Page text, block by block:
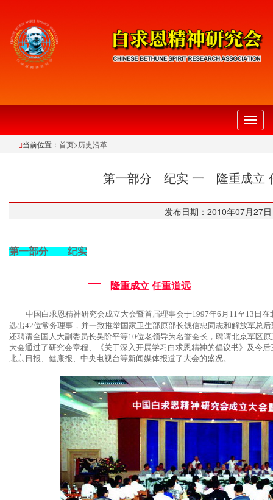
切
换
当前位置： 首页>历史沿革
第一部分 纪实 一 隆重成立
发布日期：2010年07月27日
第一部分 纪实
一 隆重成立 任重道远
中国白求恩精神研究会成立大会暨首届理事会于1997年6月11至13日
选出42位常务理事，并一致推举国家卫生部原部长钱信忠同志和解放军总
还聘请全国人大副委员长吴阶平等10位老领导为名誉会长，聘请北京军区
大会通过了研究会章程、《关于深入开展学习白求恩精神的倡议书》及今
北京日报、健康报、中央电视台等新闻媒体报道了大会的盛况。